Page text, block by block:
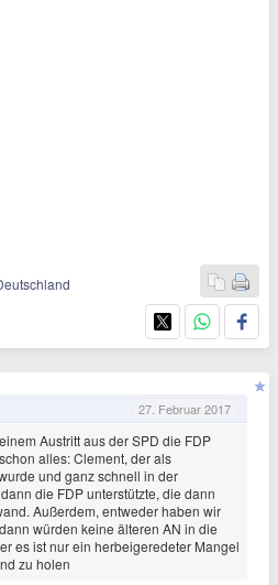
27. Februar 2017
Austritt aus der SPD die FDP
alles: Clement, der als
und ganz schnell in der
die FDP unterstützte, die dann
Außerdem, entweder haben wir
würden keine älteren AN in die
es ist nur ein herbeigeredeter Mangel
zu holen